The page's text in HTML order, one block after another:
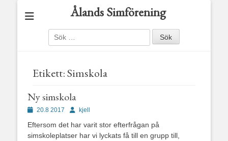
Ålands Simförening
Sök
efter:
Etikett:Simskola
Ny simskola
Publicerad
20.8 2017 Författare
kjell
Eftersom det har varit stor efterfrågan på
simskoleplatser har vi lyckats få till en grupp till,